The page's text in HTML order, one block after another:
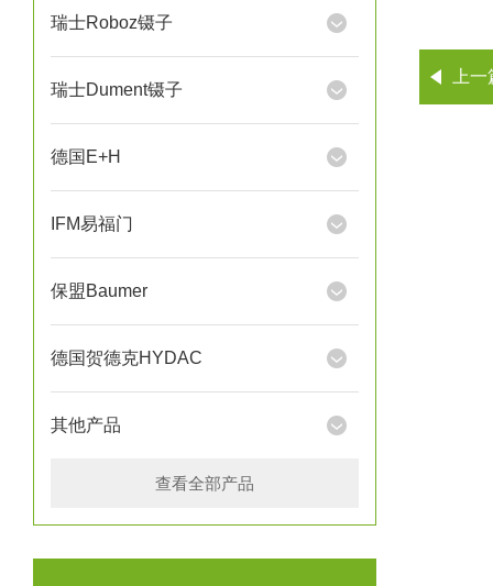
瑞士Roboz镊子
瑞士Dument镊子
德国E+H
IFM易福门
保盟Baumer
德国贺德克HYDAC
其他产品
查看全部产品
上